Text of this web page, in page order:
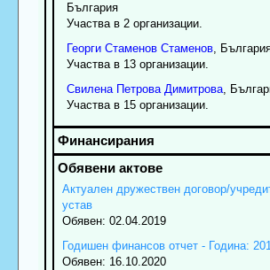
България
Участва в 2 организации.
Георги Стаменов Стаменов,
Участва в 13 организации.
Свилена Петрова Димитрова,
Участва в 15 организации.
Актуален дружествен договор/
устав
Обявен: 02.04.2019
Годишен финансов отчет - Година:
Обявен: 16.10.2020